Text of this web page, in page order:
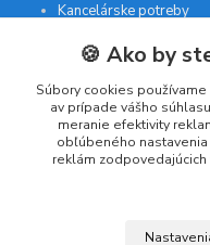
Kancelárske potreby
Kontakt
INTERGAM s.r.o
Jelšová 5
🍪 Ako by
Súbory cookies
av prípade vášho
meranie efektivity
obľúbeného
reklám